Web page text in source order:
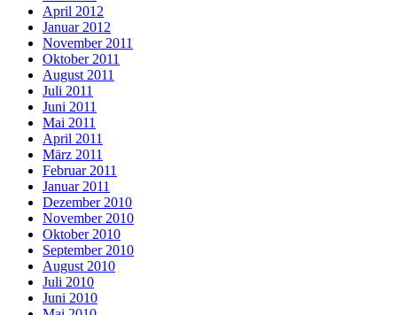
April 2012
Januar 2012
November 2011
Oktober 2011
August 2011
Juli 2011
Juni 2011
Mai 2011
April 2011
März 2011
Februar 2011
Januar 2011
Dezember 2010
November 2010
Oktober 2010
September 2010
August 2010
Juli 2010
Juni 2010